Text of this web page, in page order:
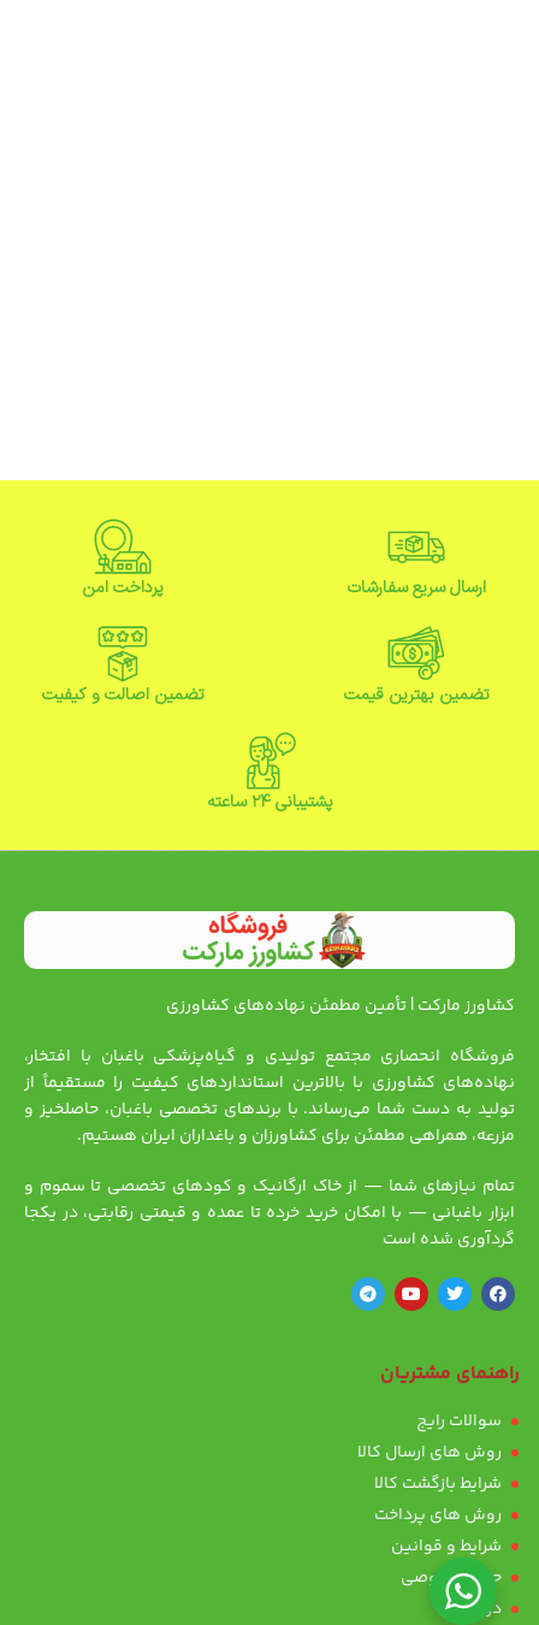
ارسال سریع سفارشات پرداخت امن
تضمین بهترین قیمت تضمین اصالت و کیفیت
پشتیبانی ۲۴ ساعته
کشاورز مارکت | تأمین مطمئن نهاده‌های کشاورزی
فروشگاه انحصاری مجتمع تولیدی و گیاه‌پزشکی باغبان با افتخار،
نهاده‌های کشاورزی با بالاترین استانداردهای کیفیت را مستقیماً از
تولید به دست شما می‌رساند. با برندهای تخصصی باغبان، حاصلخیز و
مزرعه، همراهی مطمئن برای کشاورزان و باغداران ایران هستیم.
تمام نیازهای شما — از خاک ارگانیک و کودهای تخصصی تا سموم و
ابزار باغبانی — با امکان خرید خرده تا عمده و قیمتی رقابتی، در یکجا
گردآوری شده است
راهنمای مشتریان
سوالات رایج
روش های ارسال کالا
شرایط بازگشت کالا
روش های پرداخت
شرایط و قوانین
حریم خصوصی
درباره ما